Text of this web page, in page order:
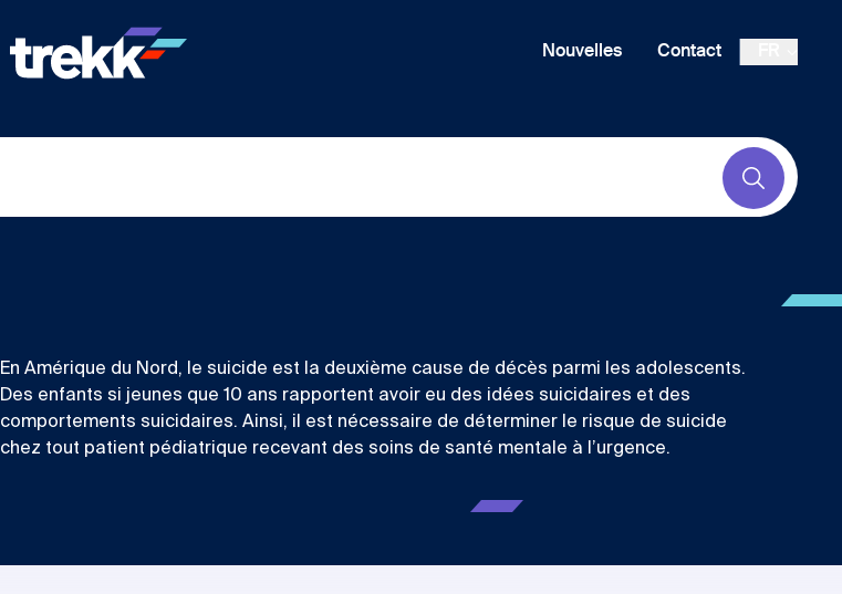
Nouvelles Contact
Submit
En Amérique du Nord, le suicide est la deuxième cause de décès parmi les adolescents.
Des enfants si jeunes que 10 ans rapportent avoir eu des idées suicidaires et des
comportements suicidaires. Ainsi, il est nécessaire de déterminer le risque de suicide
chez tout patient pédiatrique recevant des soins de santé mentale à l’urgence.